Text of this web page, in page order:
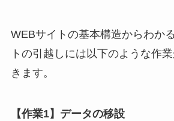
WEBサイトの基本構造からわか
トの引越しには以下のような作
きます。
【作業1】データの移設